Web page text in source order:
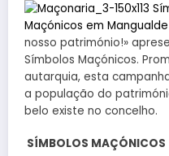
nosso património!»
Símbolos Maçónicos.
autarquia, esta
a população do
belo existe no concelho.
SÍMBOLOS MAÇÓNICOS